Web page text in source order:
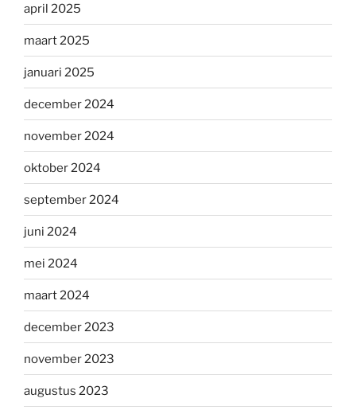
april 2025
maart 2025
januari 2025
december 2024
november 2024
oktober 2024
september 2024
juni 2024
mei 2024
maart 2024
december 2023
november 2023
augustus 2023